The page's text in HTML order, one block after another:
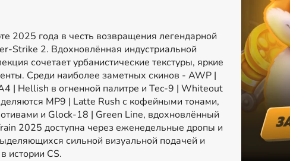
2025 года в честь возвращения легендарной
Strike 2. Вдохновлённая индустриальной
сочетает урбанистические текстуры, яркие
Среди наиболее заметных скинов - AWP |
| Hellish в огненной палитре и Tec-9 | Whiteout
MP9 | Latte Rush с кофейными тонами,
и Glock-18 | Green Line, вдохновлённый
2025 доступна через еженедельные дропы и
сильной визуальной подачей и
истории CS.